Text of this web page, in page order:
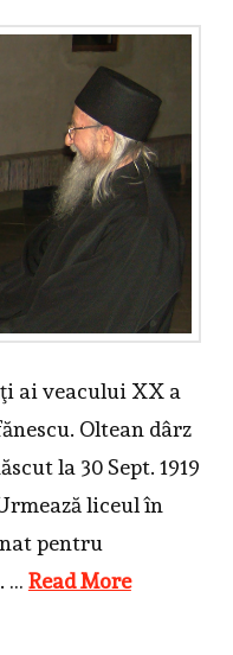
ai veacului XX a
Oltean dârz
la 30 Sept. 1919
liceul în
pentru
… Read More